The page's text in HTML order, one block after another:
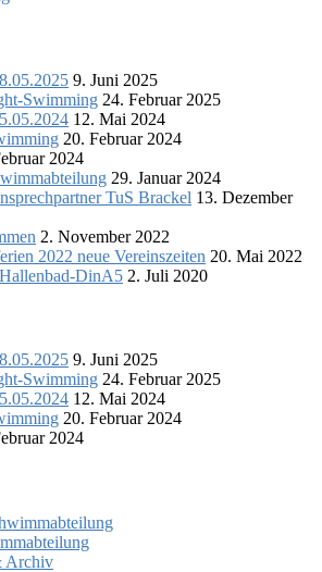
9. Juni 2025
Swimming 24. Februar 2025
12. Mai 2024
20. Februar 2024
2024
29. Januar 2024
TuS Brackel 13. Dezember
2. November 2022
2022 neue Vereinszeiten 20. Mai 2022
DinA5 2. Juli 2020
9. Juni 2025
Swimming 24. Februar 2025
12. Mai 2024
20. Februar 2024
2024
Archiv